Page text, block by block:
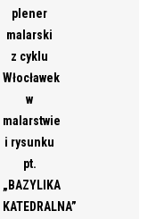
plener
malarski
z cyklu
Włocławek
w
malarstwie
i rysunku
pt.
„BAZYLIKA
KATEDRALNA”